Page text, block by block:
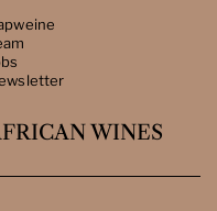
WINES